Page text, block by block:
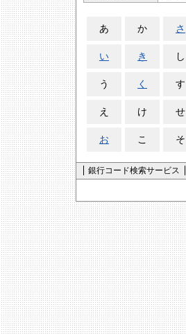
あ か さ
い き し
う く す
え け せ
お こ そ
銀行コード検索サービス